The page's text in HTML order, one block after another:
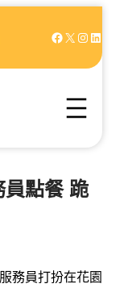
Facebook X Instagram LinkedIn
員點餐 跪
務員打扮在花園